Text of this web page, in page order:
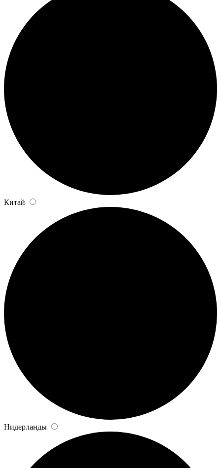
Китай
Нидерланды